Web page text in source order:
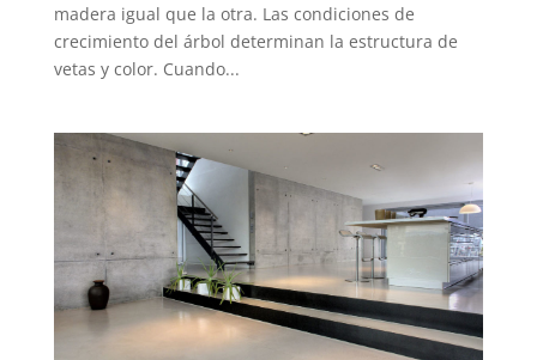
madera igual que la otra. Las condiciones de
crecimiento del árbol determinan la estructura de
vetas y color. Cuando...